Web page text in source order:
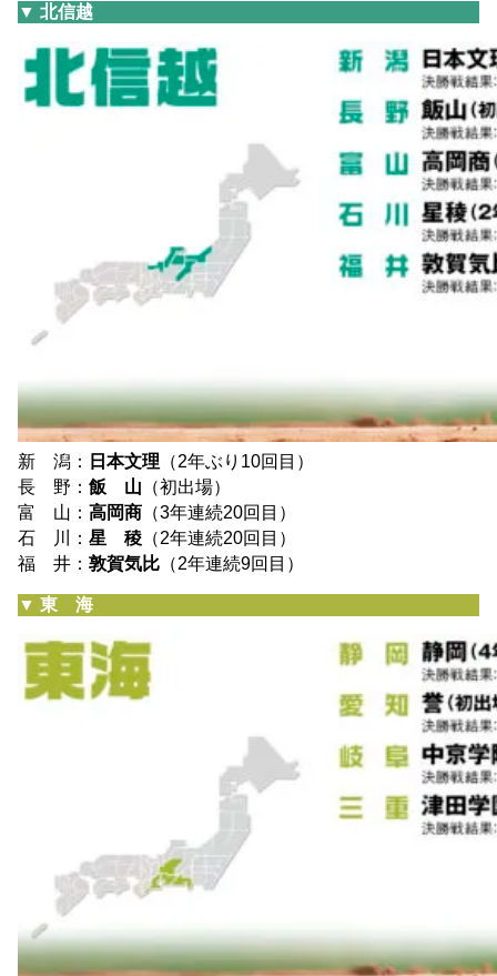
▼ 北信越
新 潟： 日本文理 （2年ぶり10回目）
長 野： 飯 山 （初出場）
富 山： 高岡商 （3年連続20回目）
石 川： 星 稜 （2年連続20回目）
福 井： 敦賀気比 （2年連続9回目）
▼ 東 海